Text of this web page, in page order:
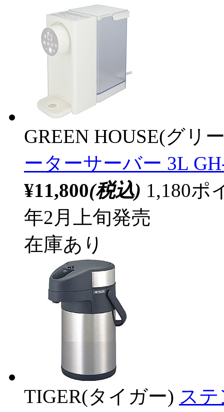
GREEN HOUSE(グリ
ーターサーバー 3L
¥11,800(税込) 1,180ポ
年2月上旬発売
在庫あり
TIGER(タイガー) ス